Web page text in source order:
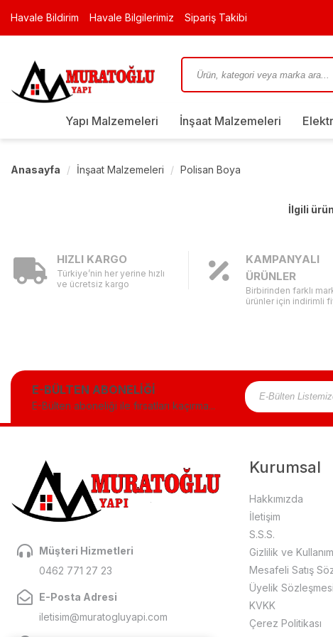
Havale Bildirim Havale Bilgilerimiz Sipariş Takibi
Yapı Malzemeleri İnşaat Malzemeleri
Anasayfa İnşaat Malzemeleri Polisan Boya
İlgili
HIZLI KARGO
Türkiye’nin her yerine hızlı
ve ücretsiz kargo
KAMPANYALI
ÜRÜNLER
Birbirinden farklı
ürünler için indirimli
E-BÜLTEN ABONELİĞİ
E-Bülten aboneliği ile fırsatları kaçırma...
Müşteri Hizmetleri
0462 771 27 23
E-Posta Adresi
iletisim@muratogluyapi.com
Kurumsal
Hakkımızda
İletişim
S.S.S.
Gizlilik ve
Mesafeli Satış
Üyelik Sözleşmesi
KVKK
Çerez Politikası